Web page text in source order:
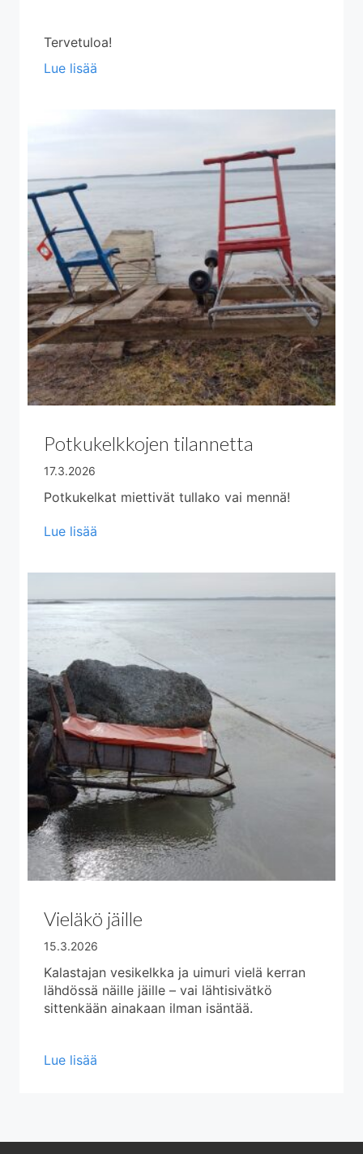
Tervetuloa!
Lue lisää
Potkukelkkojen tilannetta
17.3.2026
Potkukelkat miettivät tullako vai mennä!
Lue lisää
Vieläkö jäille
15.3.2026
Kalastajan vesikelkka ja uimuri vielä kerran
lähdössä näille jäille – vai lähtisivätkö
sittenkään ainakaan ilman isäntää.
Lue lisää